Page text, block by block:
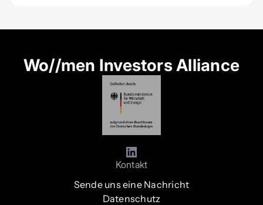
Wo//men Investors Alliance
Kontakt
Sende uns eine Nachricht
Datenschutz